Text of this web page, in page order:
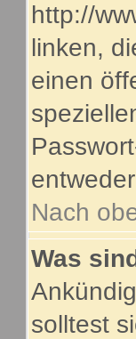
http://
linken,
einen
Nach
Was
solltest